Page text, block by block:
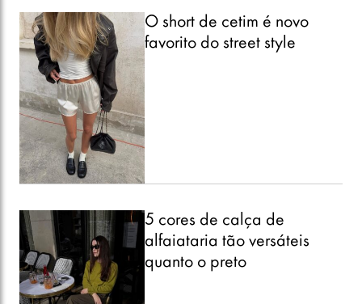
O short de cetim é novo
favorito do street style
5 cores de calça de
alfaiataria tão versáteis
quanto o preto